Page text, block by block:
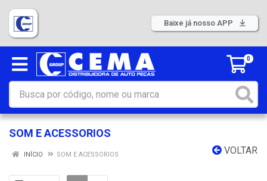
Baixe já nosso APP
0
SOM E ACESSORIOS
VOLTAR
INÍCIO SOM E ACESSORIOS